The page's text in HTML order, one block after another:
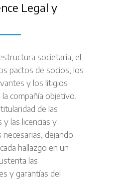
Legal y
societaria, el
pactos de socios, los
y los litigios
compañía objetivo.
de las
y las licencias y
dejando
hallazgo en un
las
y garantías del